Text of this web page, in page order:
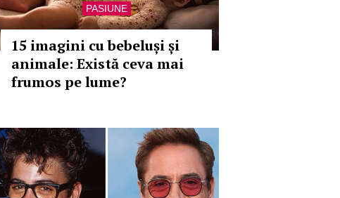
PASIUNE
15 imagini cu bebeluși și
animale: Există ceva mai
frumos pe lume?